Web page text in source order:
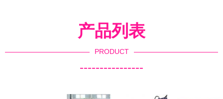
产品列表
PRODUCT
----------------